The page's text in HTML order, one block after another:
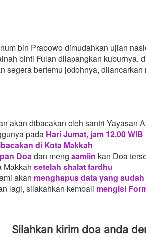
bin Prabowo dimudahkan ujian
binti Fulan dilapangkan kuburnya,
segera bertemu jodohnya,
akan dibacakan oleh santri Yayasan
pada Hari Jumat, jam 12.00 WIB
di Kota Makkah
Doadan meng aamiin kan Doa
Makkah setelah shalat fardhu
akan menghapus data yang
lagi, silakahkan kembali mengisi
Silahkan kirim doa anda